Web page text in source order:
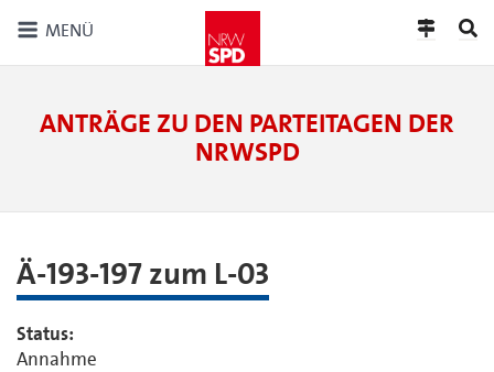
MENÜ
ANTRÄGE ZU DEN PARTEITAGEN DER
NRWSPD
Ä-193-197 zum L-03
Status:
Annahme